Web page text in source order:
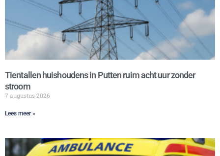
Tientallen huishoudens in Putten ruim acht uur zonder
stroom
7 augustus 2026
Lees meer »